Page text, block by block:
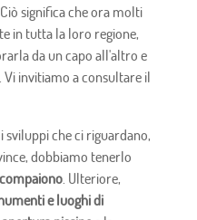
significa che ora molti
in tutta la loro regione,
da un capo all'altro e
invitiamo a consultare il
che ci riguardano,
dobbiamo tenerlo
. Ulteriore,
e luoghi di